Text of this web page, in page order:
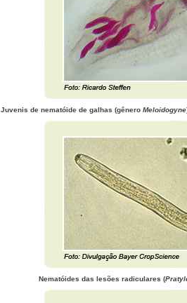
Juvenis de nematóide de galhas (gêneroMeloidogyne
Nematóides das lesões radiculares (